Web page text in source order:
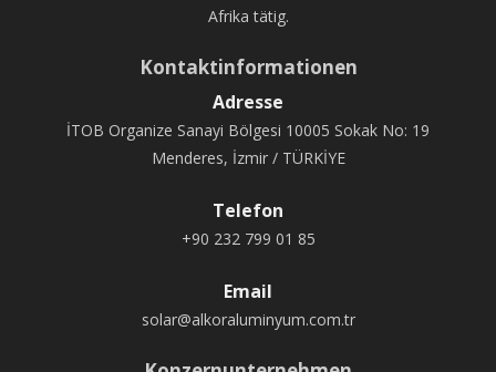
Afrika tätig.
Kontaktinformationen
Adresse
İTOB Organize Sanayi Bölgesi 10005 Sokak No: 19
Menderes, İzmir / TÜRKİYE
Telefon
+90 232 799 01 85
Email
solar@alkoraluminyum.com.tr